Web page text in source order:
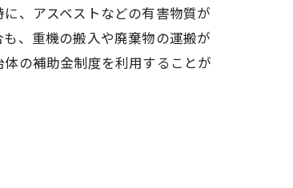
、アスベストなどの有害物質が
、重機の搬入や廃棄物の運搬が
の補助金制度を利用することが